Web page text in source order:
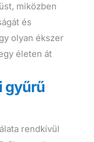
miközben
és
olyan ékszer
életen át
gyűrű
rendkívül